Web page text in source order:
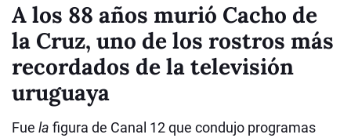
A los 88 años murió Cacho de
la Cruz, uno de los rostros más
recordados de la televisión
uruguaya
Fue la figura de Canal 12 que condujo programas